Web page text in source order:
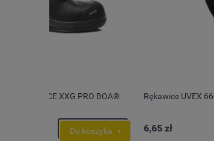
Rękawice UVEX 6605
6,65 zł Do koszyka